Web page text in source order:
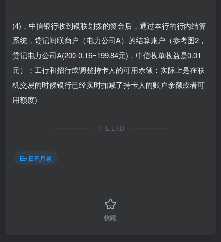
(4)，中信银行收到银联划拨的资金后，通过本行的行内结算
系统，贷记间联商户（电力公司A）的结算账户（参考图2，
贷记电力公司A(200-0.16=199.84元)，中信收单收益是0.01
元）；工行和招行或调整持卡人的可用余额：实际上是在联
机交易的时候银行已经实时扣减了持卡人的账户余额或者可
用额度)
THE END
日积月累
收藏